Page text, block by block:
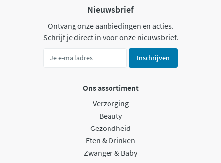
Nieuwsbrief
Ontvang onze aanbiedingen en acties.
Schrijf je direct in voor onze nieuwsbrief.
Inschrijven
Ons assortiment
Verzorging
Beauty
Gezondheid
Eten & Drinken
Zwanger & Baby